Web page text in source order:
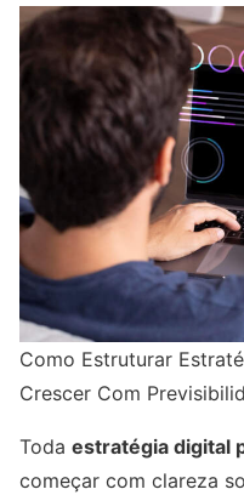
Como Estruturar
Crescer Com
Toda estratégia digital
começar com clareza